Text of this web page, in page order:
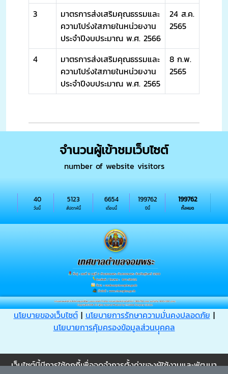
3
มาตรการส่งเสริมคุณธรรมและ
ความโปร่งใสภายในหน่วยงาน
ประจำปีงบประมาณ พ.ศ. 2566
24 ส.ค.
2565
4
มาตรการส่งเสริมคุณธรรมและ
ความโปร่งใสภายในหน่วยงาน
ประจำปีงบประมาณ พ.ศ. 2565
8 ก.พ.
2565
จำนวนผู้เข้าชมเว็บไซต์
number of website visitors
วันนี้
40
สัปดาห์นี้
5123
เดือนนี้
6654
ปีนี้
199762
ทั้งหมด
199762
นโยบายของเว็บไซต์| นโยบายการรักษาความมั่นคงปลอดภัย |
นโยบายการคุ้มครองข้อมูลส่วนบุุคคล
Cookie
เว็บไซต์นี้มีการใช้คุกกี้เพื่อจดจำการตั้งค่าของผู้ใช้งานและพัฒนา